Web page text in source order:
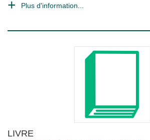
Plus d'information...
LIVRE